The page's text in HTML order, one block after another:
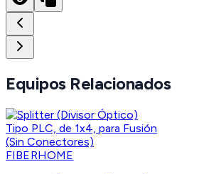
Equipos Relacionados
FIBERHOME